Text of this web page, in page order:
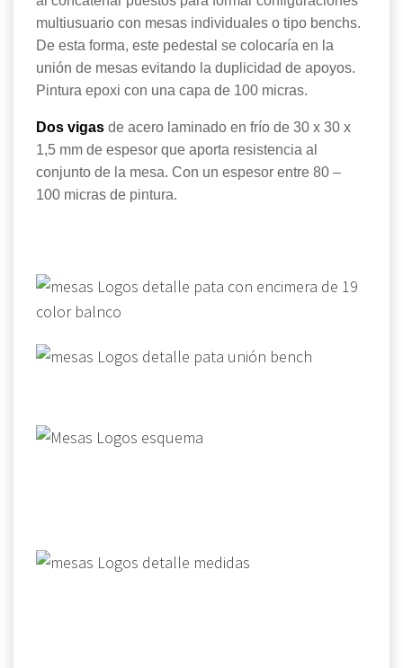
multiusuario con mesas individuales o tipo benchs.
De esta forma, este pedestal se colocaría en la
unión de mesas evitando la duplicidad de apoyos.
Pintura epoxi con una capa de 100 micras.
Dos vigas de acero laminado en frío de 30 x 30 x
1,5 mm de espesor que aporta resistencia al
conjunto de la mesa. Con un espesor entre 80 –
100 micras de pintura.